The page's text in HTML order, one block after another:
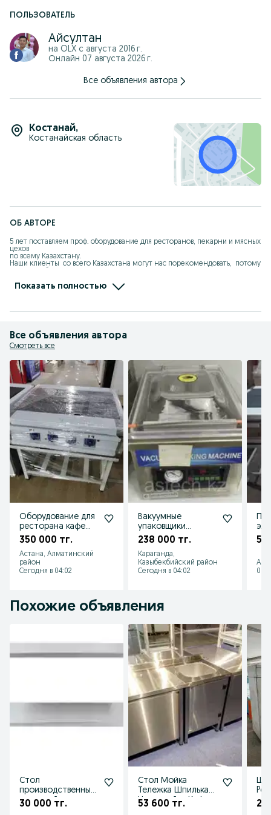
WhatsApp
87*******06
Сайт Astech.kz
ПОЛЬЗОВАТЕЛЬ
Айсултан
на OLX с августа 2016 г.
Онлайн 07 августа 2026 г.
Все объявления автора
Костанай,
Костанайская область
ОБ АВТОРЕ
5 лет поставляем проф. оборудование для ресторанов, пекарни и мясных
цехов
по всему Казахстану.
Наши клиенты  со всего Казахстана могут нас порекомендовать,  потому
С уважением,  директор компании ASTECH.KZ
Показать полностью
Все объявления автора
Смотреть все
Оборудование для
ресторана кафе
плита пекарни
Астана
350 000 тг.
Астана, Алматинский
район
Сегодня в 04:02
Вакуумные
упаковщики
вакууматоры
караганда
238 000 тг.
Караганда,
Казыбекбийский район
Сегодня в 04:02
08
Похожие объявления
Стол
производственный
нержавейка
разделочный
30 000 тг.
Стол Мойка
Тележка Шпилька
Нержавейка Кафе
Фаст-фуд чикен
53 600 тг.
ный